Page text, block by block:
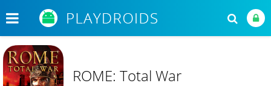
ROME: Total War